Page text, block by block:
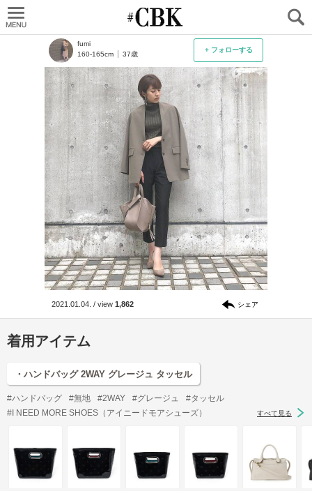
+ フォローする
fumi
160-165cm
37歳
2021.01.04. / view 1,862 シェア
着用アイテム
・ハンドバッグ 2WAY グレージュ タッセル
#ハンドバッグ #無地 #2WAY #グレージュ
#タッセル
#I NEED MORE SHOES（アイニードモアシューズ）
すべて見る